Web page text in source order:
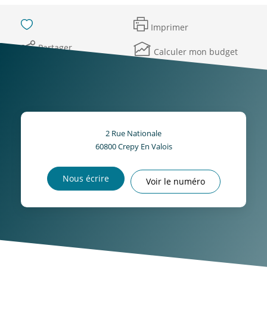
Imprimer
Partager
Calculer mon budget
2 Rue Nationale
60800Crepy En Valois
Nous écrire Voir le numéro